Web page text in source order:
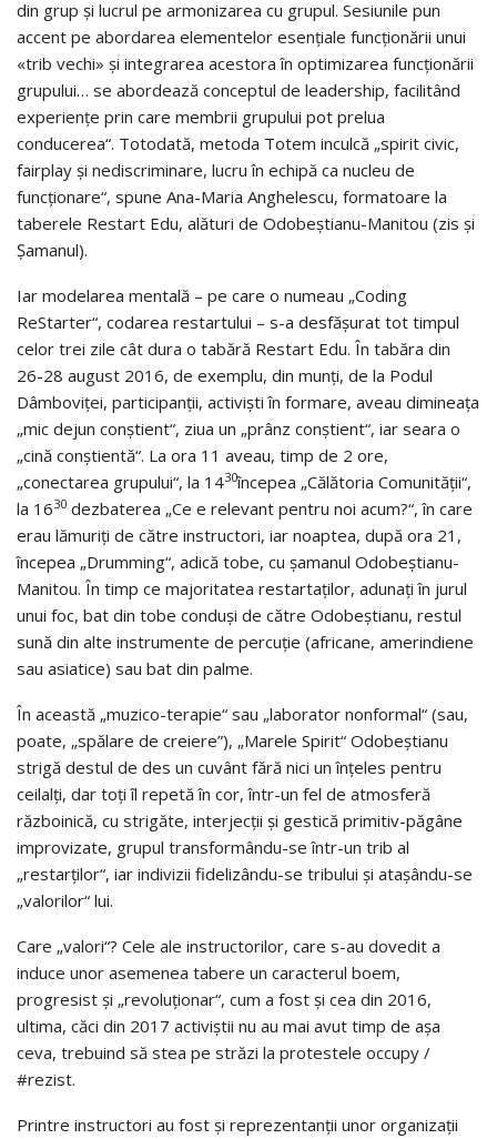
din grup şi lucrul pe armoni­za­rea cu grupul. Sesiunile pun
accent pe abordarea elementelor esenţiale funcţionării unui
«trib vechi» şi integrarea acestora în optimizarea funcţi­o­nării
grupului… se abordează conceptul de leadership, facilitând
experi­en­ţe prin care membrii grupului pot prelua
conducerea“. Totodată, metoda Totem inculcă „spirit civic,
fairplay şi nediscriminare, lucru în echipă ca nu­cleu de
funcţionare“, spune Ana-Maria Anghelescu, formatoare la
tabe­re­le Restart Edu, alături de Odobeştianu-Manitou (zis şi
Şamanul).
Iar modelarea mentală – pe care o numeau „Coding
ReStarter“, co­darea restartului – s-a desfăşurat tot timpul
celor trei zile cât dura o tabără Restart Edu. În tabăra din
26-28 august 2016, de exemplu, din munţi, de la Podul
Dâmboviţei, participanţii, activişti în formare, aveau dimineaţa
„mic dejun conştient“, ziua un „prânz conştient“, iar seara o
„cină conştientă“. La ora 11 aveau, timp de 2 ore,
„conectarea grupului“, la 1430începea „Călă­toria Comunităţii“,
la 1630 dezbaterea „Ce e relevant pentru noi acum?“, în care
erau lămuriţi de către instructori, iar noaptea, după ora 21,
în­ce­pea „Drumming“, adică tobe, cu şamanul Odobeştianu-
Manitou. În timp ce ma­­jo­ri­tatea restartaţilor, adunaţi în jurul
unui foc, bat din tobe conduşi de către Odobeştianu, restul
sună din alte instrumente de percuţie (africane, amer­indiene
sau asiatice) sau bat din palme.
În această „muzico-terapie“ sau „laborator nonformal“ (sau,
poate, „spălare de creiere”), „Marele Spirit“ Odobeştianu
strigă destul de des un cuvânt fără nici un înţeles pentru
ceilalţi, dar toţi îl repetă în cor, într-un fel de atmosferă
războinică, cu strigăte, interjecţii şi gestică primitiv-păgâ­ne
improvizate, grupul transformându-se într-un trib al
„restarţilor“, iar in­di­vizii fidelizându-se tribului şi ataşându-se
„valorilor“ lui.
Care „valori“? Cele ale instructorilor, care s-au dovedit a
induce unor asemenea tabere un caracterul boem,
progresist şi „revoluţionar“, cum a fost şi cea din 2016,
ultima, căci din 2017 activiştii nu au mai avut timp de aşa
ceva, trebu­ind să stea pe străzi la protestele occupy /
#rezist.
Printre instructori au fost şi reprezentanţii unor organizaţii